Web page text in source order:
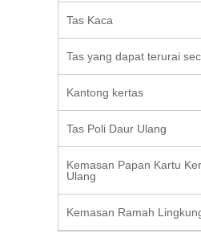
Tas Kaca
Tas yang dapat terurai
Kantong kertas
Tas Poli Daur Ulang
Kemasan Papan Kartu
Ulang
Kemasan Ramah